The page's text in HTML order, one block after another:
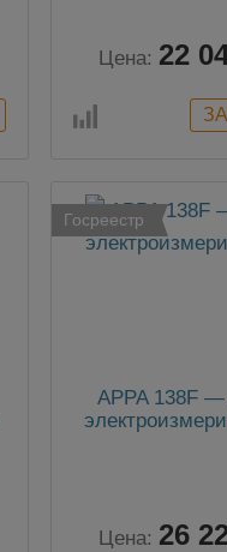
Цена: 22
Госреестр
APPA 138F
Цена: 26